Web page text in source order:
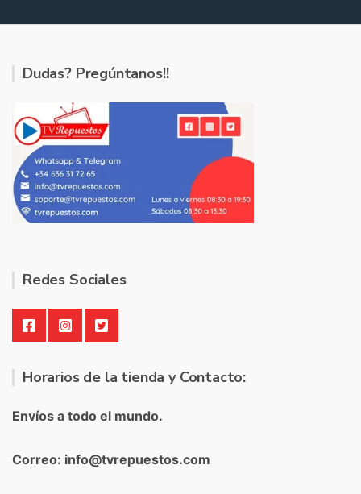
Dudas? Pregúntanos!!
Redes Sociales
Horarios de la tienda y Contacto:
Envíos a todo el mundo.
Correo: info@tvrepuestos.com